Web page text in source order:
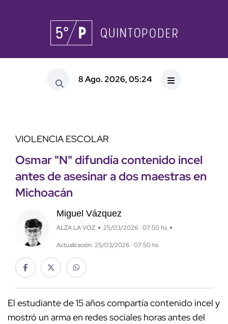
8 Ago. 2026, 05:24
VIOLENCIA ESCOLAR
Osmar "N" difundía contenido incel
antes de asesinar a dos maestras en
Michoacán
Miguel Vázquez
ALZA LA VOZ 25/03/2026 · 07:50 hs
Actualización: 25/03/2026 · 07:50 hs
El estudiante de 15 años compartía contenido incel y
mostró un arma en redes sociales horas antes del